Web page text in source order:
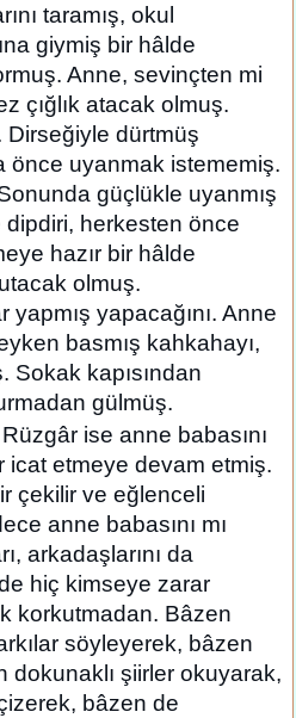
taramış, okul
giymiş bir hâlde
Anne, sevinçten mi
çığlık atacak olmuş.
dürtmüş
önce uyanmak istememiş.
güçlükle uyanmış
dipdiri, herkesten önce
hazır bir hâlde
olmuş.
yapmış yapacağını. Anne
basmış kahkahayı,
Sokak kapısından
gülmüş.
ise anne babasını
icat etmeye devam etmiş.
çekilir ve eğlenceli
anne babasını mı
arkadaşlarını da
de hiç kimseye zarar
korkutmadan. Bâzen
söyleyerek, bâzen
dokunaklı şiirler okuyarak,
bâzen de